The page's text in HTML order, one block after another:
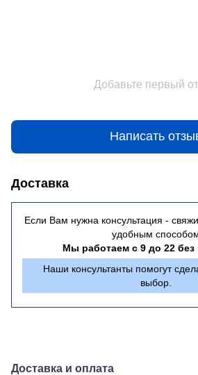
Добавьте первый
Написать
Доставка
Если Вам нужна консультация -
удобным
Мы работаем с 9 до 22
Наши консультанты помогут
выбор.
Доставка и оплата